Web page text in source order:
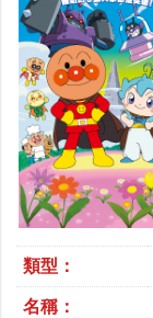
類型：
名稱：